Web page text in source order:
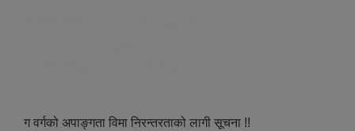
ग वर्गको अपाङ्गता विमा निरन्तरताको लागी सूचना !!